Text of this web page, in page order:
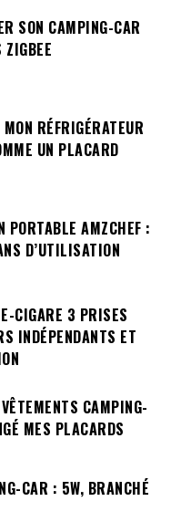
SON CAMPING-CAR
ZIGBEE
RÉFRIGÉRATEUR
UN PLACARD
PORTABLE AMZCHEF :
D’UTILISATION
CIGARE 3 PRISES
INDÉPENDANTS ET
CAMPING-
MES PLACARDS
CAR : 5W, BRANCHÉ